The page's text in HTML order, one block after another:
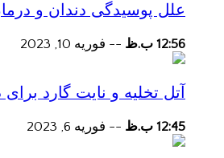
علل پوسیدگی دندان و
12:56 ب.ظ -- فوریه 10, 2023
آتل تخلیه و نایت گارد
12:45 ب.ظ -- فوریه 6, 2023